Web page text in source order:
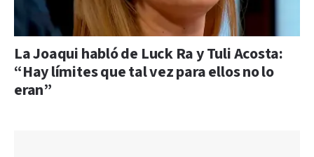
La Joaqui habló de Luck Ra y Tuli Acosta:
“Hay límites que tal vez para ellos no lo
eran”